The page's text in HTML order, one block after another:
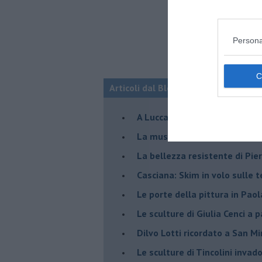
Articoli dal Blog “Incontri d'arte” di
A Lucca la mostra di
​La musica di Nicola Piovani
​La bellezza resistente di
​Casciana: Skim in volo sulle
​Le porte della pittura in
​Le sculture di Giulia Cenci a
​Dilvo Lotti ricordato a San
​Le sculture di Tincolini